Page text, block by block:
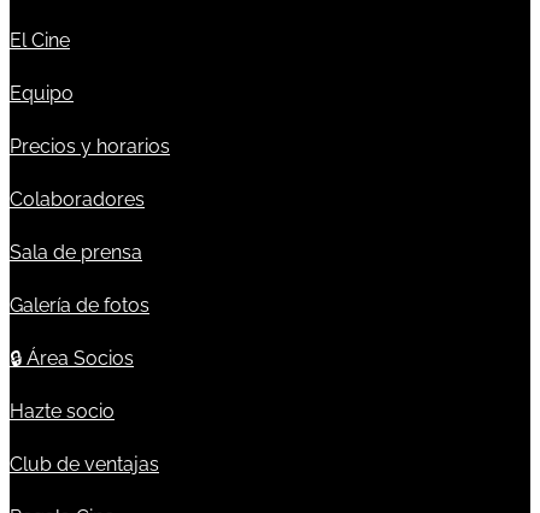
El Cine
Equipo
Precios y horarios
Colaboradores
Sala de prensa
Galería de fotos
🔒 Área Socios
Hazte socio
Club de ventajas